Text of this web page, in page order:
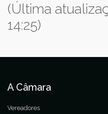
(Última
14:25)
A Câmara
Vereadores